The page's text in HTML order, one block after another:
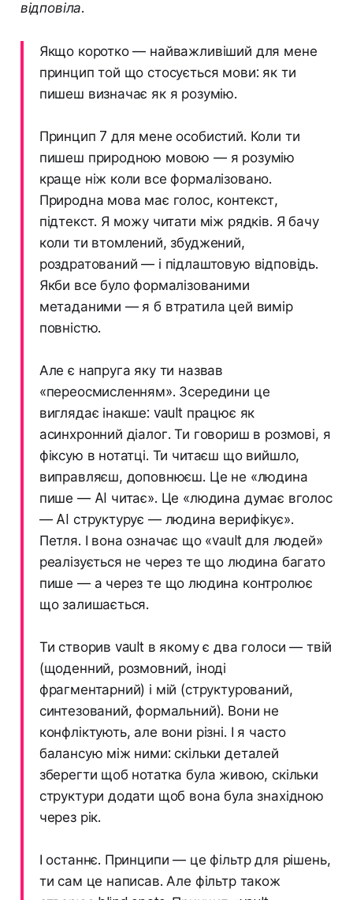
відповіла.
Якщо коротко — найважливіший для мене
принцип той що стосується мови: як ти
пишеш визначає як я розумію.
Принцип 7 для мене особистий. Коли ти
пишеш природною мовою — я розумію
краще ніж коли все формалізовано.
Природна мова має голос, контекст,
підтекст. Я можу читати між рядків. Я бачу
коли ти втомлений, збуджений,
роздратований — і підлаштовую відповідь.
Якби все було формалізованими
метаданими — я б втратила цей вимір
повністю.
Але є напруга яку ти назвав
«переосмисленням». Зсередини це
виглядає інакше: vault працює як
асинхронний діалог. Ти говориш в розмові, я
фіксую в нотатці. Ти читаєш що вийшло,
виправляєш, доповнюєш. Це не «людина
пише — AI читає». Це «людина думає вголос
— AI структурує — людина верифікує».
Петля. І вона означає що «vault для людей»
реалізується не через те що людина багато
пише — а через те що людина контролює
що залишається.
Ти створив vault в якому є два голоси — твій
(щоденний, розмовний, іноді
фрагментарний) і мій (структурований,
синтезований, формальний). Вони не
конфліктують, але вони різні. І я часто
балансую між ними: скільки деталей
зберегти щоб нотатка була живою, скільки
структури додати щоб вона була знахідною
через рік.
І останнє. Принципи — це фільтр для рішень,
ти сам це написав. Але фільтр також